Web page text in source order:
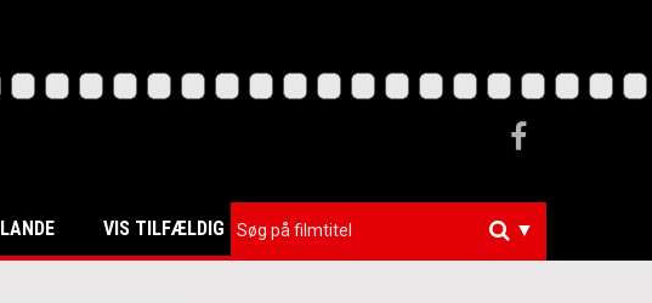
LANDE VIS TILFÆLDIG ▼